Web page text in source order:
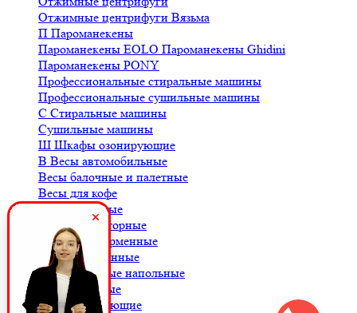
Отжимные центрифуги Вязьма
П Пароманекены
Пароманекены EOLO Пароманекены Ghidini
Пароманекены PONY
Профессиональные стиральные машины
Профессиональные сушильные машины
С Стиральные машины
Сушильные машины
Ш Шкафы озонирующие
В Весы автомобильные
Весы балочные и палетные
Весы для кофе
Весы крановые
Весы лабораторные
Весы платформенные
Весы порционные
Весы товарные напольные
Весы торговые
ККомплектующие